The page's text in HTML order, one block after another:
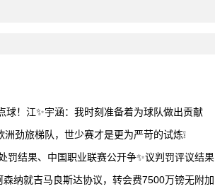
球！江✨宇涵：我时刻准备着为球队做出贡献
劲旅梯队，世少赛才是更为严苛的试炼❕
罚结果、中国职业联赛公开争✨议判罚评议结果
森纳就吉马良斯达协议，转会费7500万镑无附加